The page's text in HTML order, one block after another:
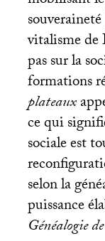
souveraineté
vitalisme de
pas sur la
formations
plateaux
ce qui
sociale est
selon la
puissance
Généalogie